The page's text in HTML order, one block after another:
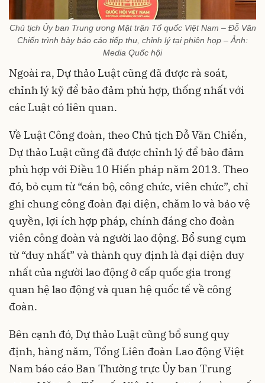
Chủ tịch Ủy ban Trung ương Mặt trận Tổ quốc Việt Nam – Đỗ Văn
Chiến trình bày báo cáo tiếp thu, chỉnh lý tại phiên họp – Ảnh:
Media Quốc hội
Ngoài ra, Dự thảo Luật cũng đã được rà soát,
chỉnh lý kỹ để bảo đảm phù hợp, thống nhất với
các Luật có liên quan.
Về Luật Công đoàn, theo Chủ tịch Đỗ Văn Chiến,
Dự thảo Luật cũng đã được chỉnh lý để bảo đảm
phù hợp với Điều 10 Hiến pháp năm 2013. Theo
đó, bỏ cụm từ “cán bộ, công chức, viên chức”, chỉ
ghi chung công đoàn đại diện, chăm lo và bảo vệ
quyền, lợi ích hợp pháp, chính đáng cho đoàn
viên công đoàn và người lao động. Bổ sung cụm
từ “duy nhất” và thành quy định là đại diện duy
nhất của người lao động ở cấp quốc gia trong
quan hệ lao động và quan hệ quốc tế về công
đoàn.
Bên cạnh đó, Dự thảo Luật cũng bổ sung quy
định, hàng năm, Tổng Liên đoàn Lao động Việt
Nam báo cáo Ban Thường trực Ủy ban Trung